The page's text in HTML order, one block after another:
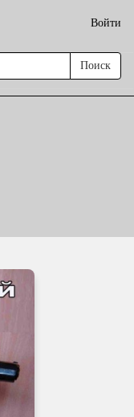
Войти
Поиск